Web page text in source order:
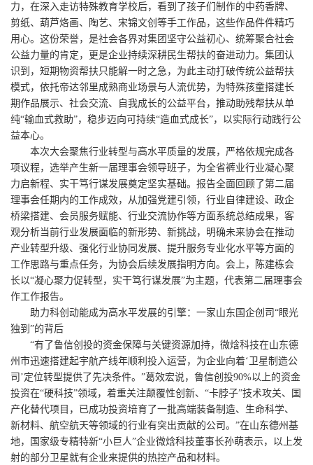
力，在深入走访特殊教育学校后，看到了孩子们制作的中药香牌、
剪纸、葫芦烙画、陶艺、宋锦文创等手工作品，这些作品件件精巧
用心。这份荣誉，是社会各界对集团坚守公益初心、统筹聚合社会
公益力量的肯定，更是企业持续深耕民生帮扶的奋进动力。集团认
识到，短期物资帮扶只能解一时之急，为此主动打破传统公益帮扶
模式，依托帝达邻里成熟商业场景与人流优势，为特殊孩童搭建长
期作品展示、社会交流、自我成长的公益平台，推动助残帮扶从单
纯“输血式救助”，稳步迈向可持续“造血式成长”，以实际行动践行公
益本心。
本次大会聚焦行业转型与高水平质量的发展，严格依规完成各
项议程，选举产生新一届理事会领导班子，为全省裤业行业凝心聚
力启新程、实干笃行谋发展奠定坚实基础。报告全面回顾了第二届
理事会任期内的工作成效，从加强党建引领，行业自律建设、政企
桥梁搭建、会员服务赋能、行业交流协作等方面系统总结成果，客
观分析当前行业发展面临的新形势、新挑战，明确未来协会在推动
产业转型升级、强化行业协同发展、提升服务专业化水平等方面的
工作思路与重点任务，为协会后续发展指明方向。会上，陈建栋会
长以“凝心聚力促转型，实干笃行谋发展”为主题，代表第二届理事会
作工作报告。
助力科创动能成为高水平发展的引擎：一家山东国企创司“眼光
独到”的背后
“有了鲁信创投的资金保障与关键资源加持，微焓科技在山东德
州市迅速搭建起宇航产线年顺利投入运营，为企业向着‘卫星制造公
司’定位转型提供了先决条件。”葛效宏说，鲁信创投90%以上的资金
投资在“硬科技”领域，着重关注颠覆性创新、“卡脖子”技术攻关、国
产化替代项目，已成功投资培育了一批高端装备制造、生命科学、
新材料、航空航天等领域的行业有突出贡献的公司。”在山东德州基
地，国家级专精特新“小巨人”企业微焓科技董事长孙萌表示，以上发
射的部分卫星就有企业来提供的热控产品和材料。